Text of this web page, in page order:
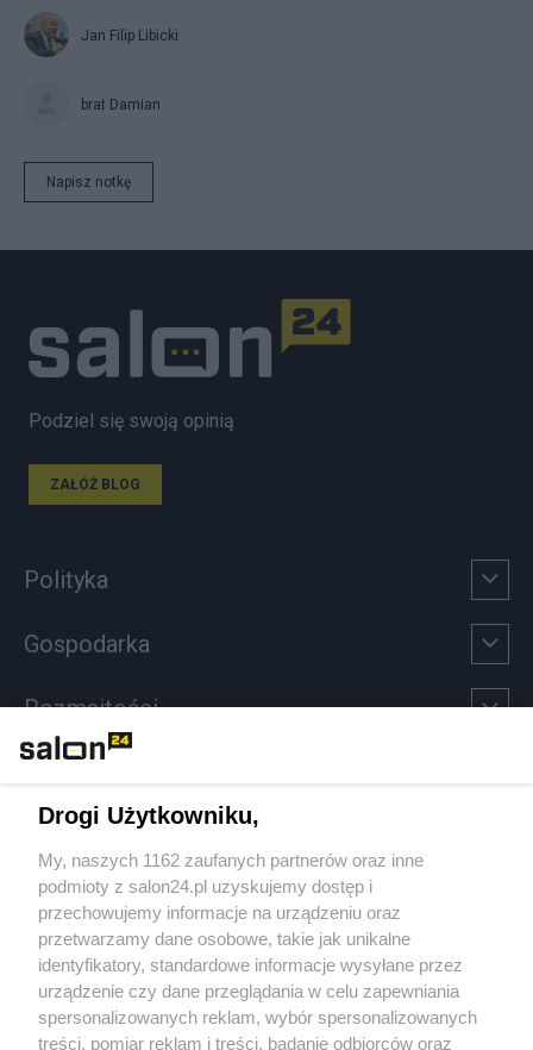
Jan Filip Libicki
brat Damian
Napisz notkę
Podziel się swoją opinią
ZAŁÓŻ BLOG
Polityka
Gospodarka
Rozmaitości
Sport
Społeczeństwo
Kultura
Drogi Użytkowniku,
My, naszych 1162 zaufanych partnerów oraz inne
podmioty z salon24.pl uzyskujemy dostęp i
przechowujemy informacje na urządzeniu oraz
przetwarzamy dane osobowe, takie jak unikalne
identyfikatory, standardowe informacje wysyłane przez
urządzenie czy dane przeglądania w celu zapewniania
spersonalizowanych reklam, wybór spersonalizowanych
treści, pomiar reklam i treści, badanie odbiorców oraz